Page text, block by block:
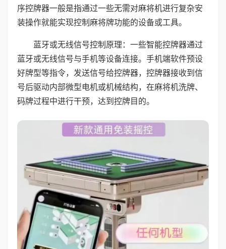
序控牌器一般是指通过一些无需对麻将机进行复杂安
装操作就能实现控制麻将牌功能的设备或工具。
蓝牙或无线信号控制原理：一些智能控牌器通过
蓝牙或无线信号与手机等设备连接。手机端软件预设
好牌型等指令，发送信号给控牌器，控牌器接收到信
号后驱动内部微型电机或机械结构，在麻将机洗牌、
码牌过程中进行干预，达到控牌目的。